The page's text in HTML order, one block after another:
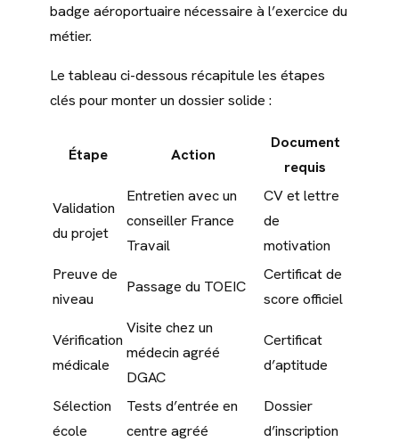
badge aéroportuaire nécessaire à l’exercice du
métier.
Le tableau ci-dessous récapitule les étapes
clés pour monter un dossier solide :
Étape Action
Document
requis
Validation
du projet
Entretien avec un
conseiller France
Travail
CV et lettre
de
motivation
Preuve de
niveau
Passage du TOEIC
Certificat de
score officiel
Vérification
médicale
Visite chez un
médecin agréé
DGAC
Certificat
d’aptitude
Sélection
école
Tests d’entrée en
centre agréé
Dossier
d’inscription